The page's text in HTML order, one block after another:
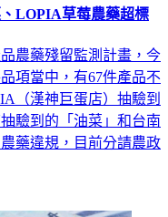
LOPIA草莓農藥超標
農藥殘留監測計畫，今
項當中，有67件產品不
（漢神巨蛋店）抽驗到
驗到的「油菜」和台南
藥違規，目前分請農政